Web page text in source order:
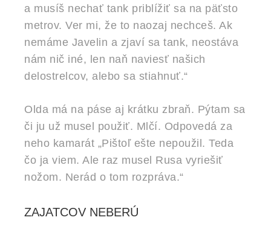
a musíš nechať tank priblížiť sa na päťsto
metrov. Ver mi, že to naozaj nechceš. Ak
nemáme Javelin a zjaví sa tank, neostáva
nám nič iné, len naň naviesť našich
delostrelcov, alebo sa stiahnuť.“
Olda má na páse aj krátku zbraň. Pýtam sa
či ju už musel použiť. Mlčí. Odpovedá za
neho kamarát „Pištoľ ešte nepoužil. Teda
čo ja viem. Ale raz musel Rusa vyriešiť
nožom. Nerád o tom rozpráva.“
ZAJATCOV NEBERÚ